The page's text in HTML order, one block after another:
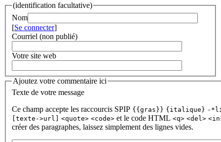
(identification facultative)
Nom
[Se connecter]
Courriel (non publié)
Votre site web
Ajoutez votre commentaire ici
Texte de votre message
Ce champ accepte les raccourcis SPIP {{gras}} {italique} -
[texte->url]
<quote> <code> et le code HTML <q> <del>
créer des paragraphes, laissez simplement des lignes vides.